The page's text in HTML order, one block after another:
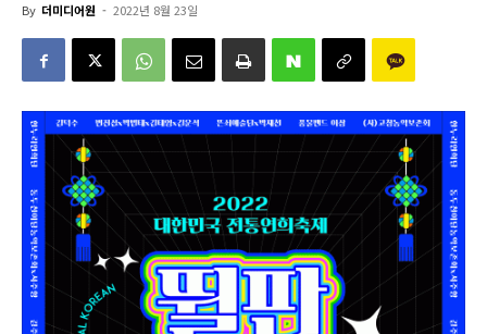
By 더미디어원 - 2022년 8월 23일